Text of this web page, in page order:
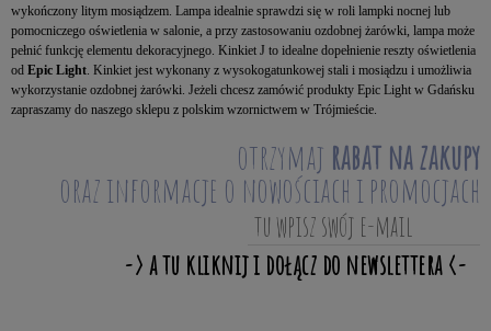
wykończony litym mosiądzem. Lampa idealnie sprawdzi się w roli lampki nocnej lub
pomocniczego oświetlenia w salonie, a przy zastosowaniu ozdobnej żarówki, lampa może
pełnić funkcję elementu dekoracyjnego. Kinkiet J to idealne dopełnienie reszty oświetlenia
od Epic Light . Kinkiet jest wykonany z wysokogatunkowej stali i mosiądzu i umożliwia
wykorzystanie ozdobnej żarówki. Jeżeli chcesz zamówić produkty Epic Light w Gdańsku
zapraszamy do naszego sklepu z polskim wzornictwem w Trójmieście.
otrzymaj rabat na zakupy
oraz informacje o nowościach i promocjach